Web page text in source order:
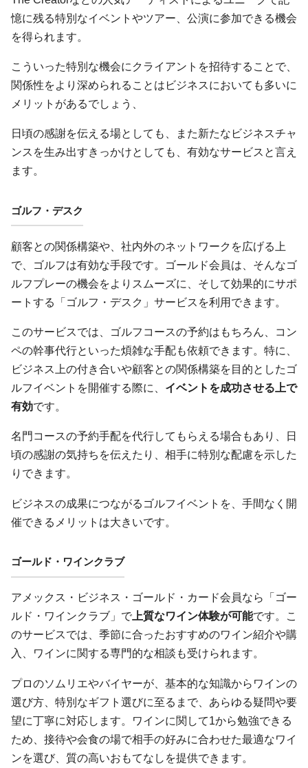
憶に残る特別なイベントやツアー、公演に参加できる機会
を得られます。
こういった特別な機会にクライアントを招待することで、
関係性をより深められることはビジネスにおいても多いに
メリットがあるでしょう、
日頃の感謝を伝える場としても、また新たなビジネスチャ
ンスを生み出すきっかけとしても、有効なサービスと言え
ます。
ゴルフ・デスク
顧客との関係構築や、社内外のネットワークを広げる上
で、ゴルフは有効な手段です。ゴールド会員は、そんなゴ
ルフプレーの機会をよりスムーズに、そして効果的にサポ
ートする「ゴルフ・デスク」サービスを利用できます。
このサービスでは、ゴルフコースの予約はもちろん、コン
ペの幹事代行といった煩雑な手配も依頼できます。特に、
ビジネス上の付き合いや顧客との関係構築を目的としたゴ
ルフイベントを開催する際に、 イベントを成功させる上で
有効です。
名門コースの予約手配を代行してもらえる場合もあり、日
頃の感謝の気持ちを伝えたり、相手に特別な配慮を示した
りできます。
ビジネスの成果につながるゴルフイベントを、手間なく開
催できるメリットは大きいです。
ゴールド・ワインクラブ
アメックス・ビジネス・ゴールド・カード会員なら「ゴー
ルド・ワインクラブ」で 上質なワイン体験が可能です。こ
のサービスでは、季節に合ったおすすめのワイン紹介や購
入、ワインに関する専門的な相談も受けられます。
プロのソムリエやバイヤーが、基本的な知識からワインの
選び方、特別なギフト選びに至るまで、あらゆる疑問や要
望に丁寧に対応します。ワインに関して1から勉強できる
ため、接待や会食の場で相手の好みに合わせた最適なワイ
ンを選び、質の高いおもてなしを提供できます。